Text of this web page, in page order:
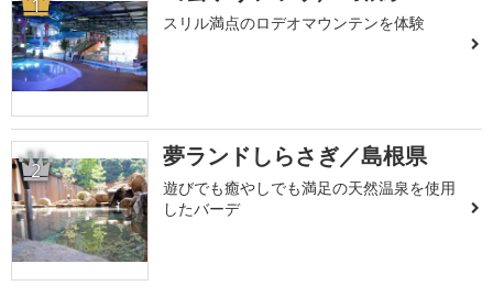
1
スリル満点のロデオマウンテンを体験
2 夢ランドしらさぎ／島根県
遊びでも癒やしでも満足の天然温泉を使用
したバーデ